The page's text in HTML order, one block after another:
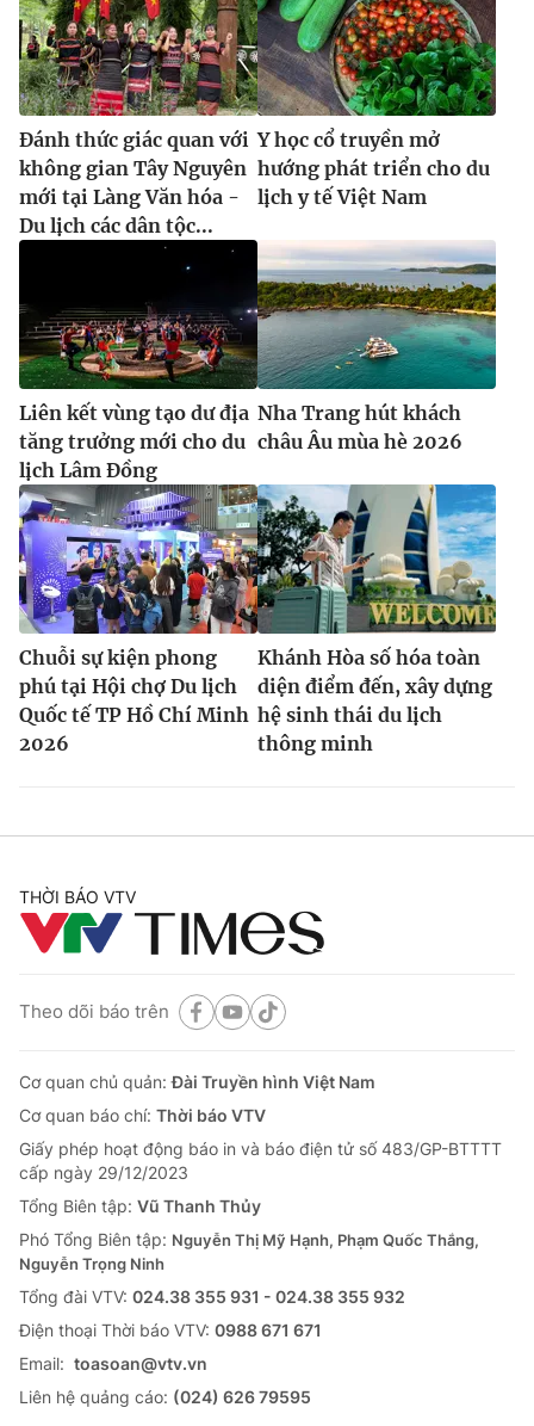
Đánh thức giác quan với
không gian Tây Nguyên
mới tại Làng Văn hóa -
Du lịch các dân tộc...
Y học cổ truyền mở
hướng phát triển cho du
lịch y tế Việt Nam
Liên kết vùng tạo dư địa
tăng trưởng mới cho du
lịch Lâm Đồng
Nha Trang hút khách
châu Âu mùa hè 2026
Chuỗi sự kiện phong
phú tại Hội chợ Du lịch
Quốc tế TP Hồ Chí Minh
2026
Khánh Hòa số hóa toàn
diện điểm đến, xây dựng
hệ sinh thái du lịch
thông minh
THỜI BÁO VTV
Theo dõi báo trên
Cơ quan chủ quản:Đài Truyền hình Việt Nam
Cơ quan báo chí: Thời báo VTV
Giấy phép hoạt động báo in và báo điện tử số 483/GP-BTTTT
cấp ngày 29/12/2023
Tổng Biên tập: Vũ Thanh Thủy
Phó Tổng Biên tập: Nguyễn Thị Mỹ Hạnh, Phạm Quốc Thắng,
Nguyễn Trọng Ninh
Tổng đài VTV: 024.38 355 931 - 024.38 355 932
Ðiện thoại Thời báo VTV: 0988 671 671
Email: toasoan@vtv.vn
Liên hệ quảng cáo: (024) 626 79595